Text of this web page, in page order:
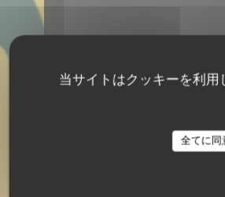
当サイトはクッキーを利
全てに同